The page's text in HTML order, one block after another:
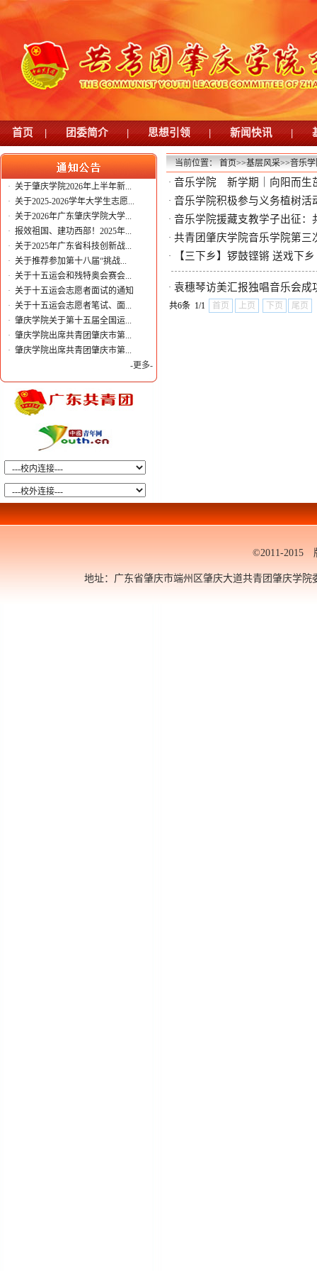
首页 | 团委简介 | 思想引领 | 新闻快讯 |
· 关于肇庆学院2026年上半年新...
· 关于2025-2026学年大学生志愿...
· 关于2026年广东肇庆学院大学...
· 报效祖国、建功西部！2025年...
· 关于2025年广东省科技创新战...
· 关于推荐参加第十八届“挑战...
· 关于十五运会和残特奥会赛会...
· 关于十五运会志愿者面试的通知
· 关于十五运会志愿者笔试、面...
· 肇庆学院关于第十五届全国运...
· 肇庆学院出席共青团肇庆市第...
· 肇庆学院出席共青团肇庆市第...
-更多-
当前位置：首页>>基层风采>>音乐
· 音乐学院 新学期｜向阳而生
· 音乐学院积极参与义务植树活
· 音乐学院援藏支教学子出征
· 共青团肇庆学院音乐学院第
· 【三下乡】锣鼓铿锵 送戏下乡
· 袁穗琴访美汇报独唱音乐会成
共6条 1/1 首页 上页 下页 尾页
©2011-2015
地址：广东省肇庆市端州区肇庆大道共青团肇庆学